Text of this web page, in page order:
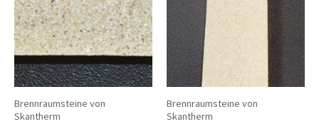
Brennraumsteine von
Skantherm
Brennraumsteine von
Skantherm